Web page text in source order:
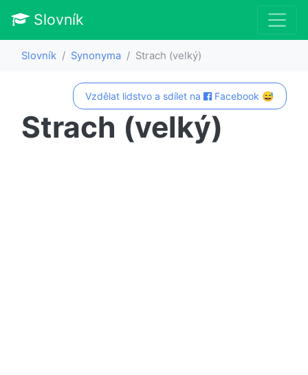
Slovník
Slovník Synonyma Strach (velký)
Vzdělat lidstvo a sdílet na Facebook 😅
Strach (velký)